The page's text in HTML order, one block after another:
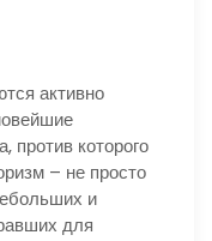
активно
против которого
– не просто
и
для